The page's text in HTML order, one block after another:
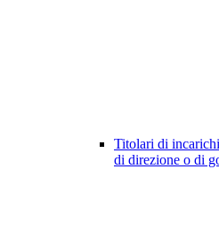
Titolari di
di direzione o di